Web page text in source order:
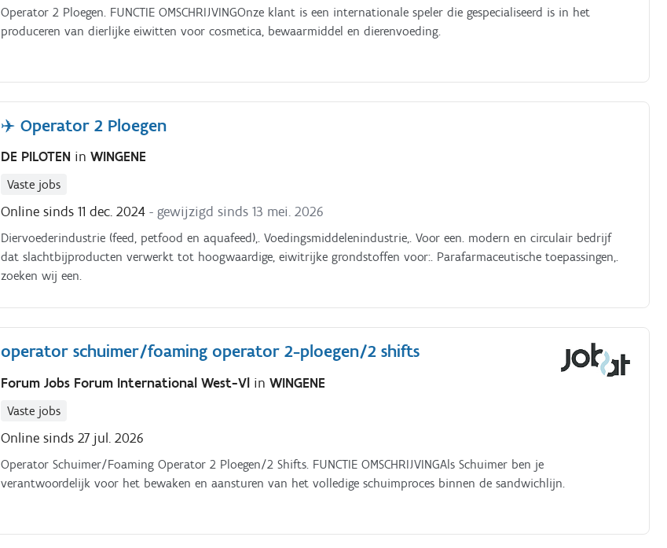
Operator 2 Ploegen. FUNCTIE OMSCHRIJVINGOnze klant is een internationale speler die gespecialiseerd is in het
produceren van dierlijke eiwitten voor cosmetica, bewaarmiddel en dierenvoeding.
✈️ Operator 2 Ploegen
DE PILOTEN inWINGENE
Vaste jobs
Online sinds 11 dec. 2024 - gewijzigd sinds 13 mei. 2026
Diervoederindustrie (feed, petfood en aquafeed),. Voedingsmiddelenindustrie,. Voor een. modern en circulair bedrijf
dat slachtbijproducten verwerkt tot hoogwaardige, eiwitrijke grondstoffen voor:. Parafarmaceutische toepassingen,.
zoeken wij een.
operator schuimer/foaming operator 2-ploegen/2 shifts
Forum Jobs Forum International West-Vl inWINGENE
Vaste jobs
Online sinds 27 jul. 2026
Operator Schuimer/Foaming Operator 2 Ploegen/2 Shifts. FUNCTIE OMSCHRIJVINGAls Schuimer ben je
verantwoordelijk voor het bewaken en aansturen van het volledige schuimproces binnen de sandwichlijn.